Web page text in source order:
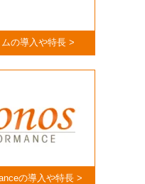
の導入や特長 >
の導入や特長 >